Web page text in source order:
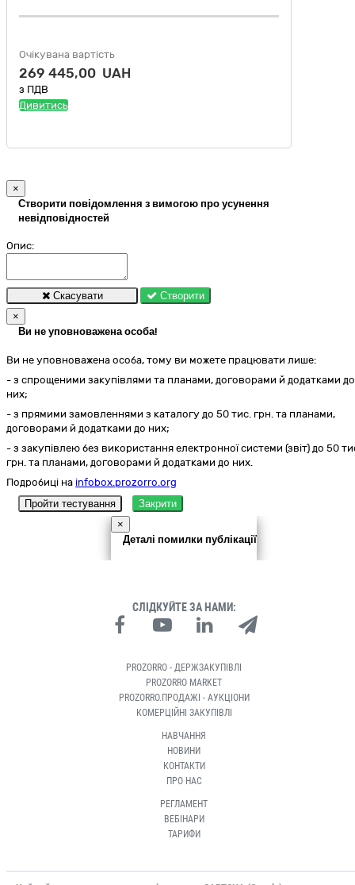
Очікувана вартість
269 445,00 UAH
з ПДВ
Дивитись
×
Створити повідомлення з вимогою про усунення
невідповідностей
Опис:
Скасувати
Створити
×
Ви не уповноважена особа!
Ви не уповноважена особа, тому ви можете працювати лише:
- з спрощеними закупівлями та планами, договорами й додатками до
них;
- з прямими замовленнями з каталогу до 50 тис. грн. та планами,
договорами й додатками до них;
- з закупівлею без використання електронної системи (звіт) до 50
грн. та планами, договорами й додатками до них.
Подробиці на infobox.prozorro.org
Пройти тестування
Закрити
×
Деталі помилки публікації
СЛІДКУЙТЕ ЗА НАМИ:
PROZORRO - ДЕРЖЗАКУПІВЛІ
PROZORRO MARKET
PROZORRO.ПРОДАЖІ - АУКЦІОНИ
КОМЕРЦІЙНІ ЗАКУПІВЛІ
НАВЧАННЯ
НОВИНИ
КОНТАКТИ
ПРО НАС
РЕГЛАМЕНТ
ВЕБІНАРИ
ТАРИФИ